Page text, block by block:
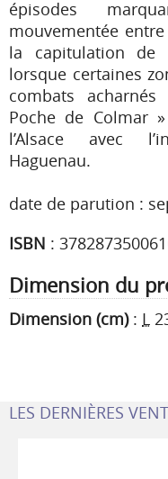
épisodes
mouvementée entre
la capitulation de
lorsque certaines
combats
Poche de Colmar
l’Alsace avec
Haguenau.
date de parution :
ISBN :
Dimension du
Dimension (cm): L
LES DERNIÈRES